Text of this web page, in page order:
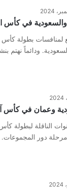
والسعودية في كأس
ودائماً نهتم
وعمان في كأس آسيا
الناقلة لبطولة
دور المجموعات.